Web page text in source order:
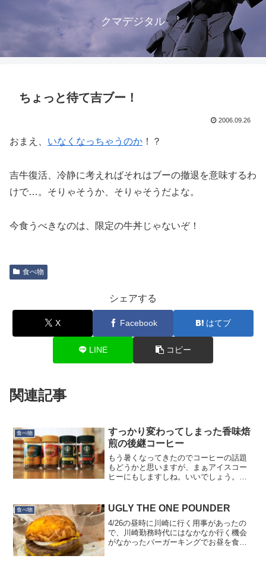
クマデジタル
ちょっと待て吉ブー！
2006.09.26
おまえ、 いなくなっちゃうのか ！？
吉牛復活、冷静に考えればそれはブーの撤退を意味するわ
けで…。そりゃそうか、そりゃそうだよな。
今食うべきなのは、限定の牛丼じゃないぞ！
食べ物
シェアする
X Facebook はてブ
LINE コピー
関連記事
食べ物
すっかり変わってしまった香味焙
煎の後継コーヒー
もう暑くなってきたのでコーヒーの話題
もどうかと思いますが、まぁアイスコー
ヒーにもしますしね。いいでしょう。香
てとても悲しいのですが、「ゴールドブ
食べ物 UGLY THE ONE POUNDER
4/26の昼時に川崎に行く用事があったの
で、川崎勤務時代にはなかなか行く機会
がなかったバーガーキングでお昼を食べ